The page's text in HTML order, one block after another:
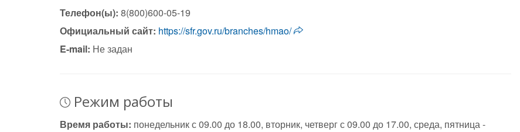
Телефон(ы): 8(800)600-05-19
Официальный сайт: https://sfr.gov.ru/branches/hmao/
E-mail: Не задан
Режим работы
Время работы: понедельник с 09.00 до 18.00, вторник, четверг с 09.00 до 17.00, среда, пятница -